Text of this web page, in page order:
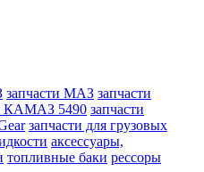
запчасти МАЗ запчасти
КАМАЗ 5490 запчасти
запчасти для грузовых
аксессуары,
топливные баки рессоры